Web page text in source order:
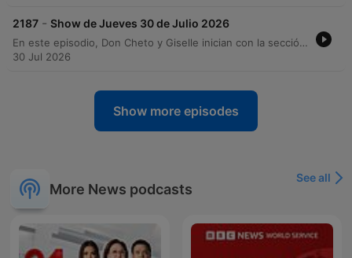
2187 - Show de Jueves 30 de Julio 2026
En este episodio, Don Cheto y Giselle inician con la sección 'una chica más', donde analizan con humor comportamientos masculinos considerados poco varoniles a través de mensajes de los oyentes. El programa transiciona hacia una sección de noticias internacionales que aborda temas como la situación judicial de Evo Morales, la gestión de Donald Trump y el uso de drones tecnológicos para la seguridad en escuelas estadounidenses. La emisión también explora temas de actualidad y espectáculos, incluyendo polémicas en La Casa de los Famosos México, la postura de BTS ante los Grammys y noticias deportivas sobre la NBA y el fútbol brasileño. El programa concluye con una charla sobre nostalgia en el cine, anécdotas personales y una sesión de consultas espirituales con el maestro Fernando sobre energías y protecciones.
30 Jul 2026
Show more episodes
More News podcasts
See all